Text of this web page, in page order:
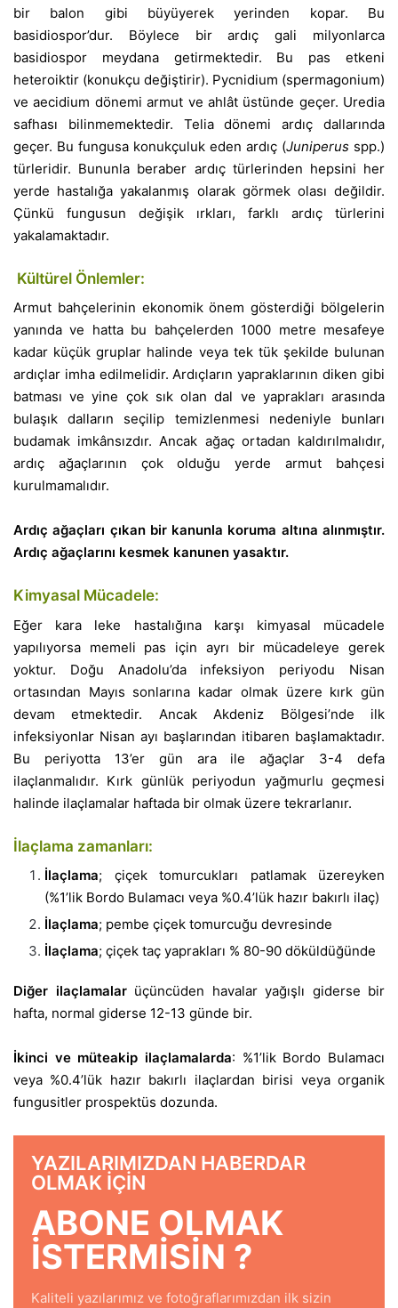
bir balon gibi büyüyerek yerinden kopar. Bu
basidiospor’dur. Böylece bir ardıç gali milyonlarca
basidiospor meydana getirmektedir. Bu pas etkeni
heteroiktir (konukçu değiştirir). Pycnidium (spermagonium)
ve aecidium dönemi armut ve ahlât üstünde geçer. Uredia
safhası bilinmemektedir. Telia dönemi ardıç dallarında
geçer. Bu fungusa konukçuluk eden ardıç (Juniperus spp.)
türleridir. Bununla beraber ardıç türlerinden hepsini her
yerde hastalığa yakalanmış olarak görmek olası değildir.
Çünkü fungusun değişik ırkları, farklı ardıç türlerini
yakalamaktadır.
Kültürel Önlemler:
Armut bahçelerinin ekonomik önem gösterdiği bölgelerin
yanında ve hatta bu bahçelerden 1000 metre mesafeye
kadar küçük gruplar halinde veya tek tük şekilde bulunan
ardıçlar imha edilmelidir. Ardıçların yapraklarının diken gibi
batması ve yine çok sık olan dal ve yaprakları arasında
bulaşık dalların seçilip temizlenmesi nedeniyle bunları
budamak imkânsızdır. Ancak ağaç ortadan kaldırılmalıdır,
ardıç ağaçlarının çok olduğu yerde armut bahçesi
kurulmamalıdır.
Ardıç ağaçları çıkan bir kanunla koruma altına alınmıştır.
Ardıç ağaçlarını kesmek kanunen yasaktır.
Kimyasal Mücadele:
Eğer kara leke hastalığına karşı kimyasal mücadele
yapılıyorsa memeli pas için ayrı bir mücadeleye gerek
yoktur. Doğu Anadolu’da infeksiyon periyodu Nisan
ortasından Mayıs sonlarına kadar olmak üzere kırk gün
devam etmektedir. Ancak Akdeniz Bölgesi’nde ilk
infeksiyonlar Nisan ayı başlarından itibaren başlamaktadır.
Bu periyotta 13’er gün ara ile ağaçlar 3-4 defa
ilaçlanmalıdır. Kırk günlük periyodun yağmurlu geçmesi
halinde ilaçlamalar haftada bir olmak üzere tekrarlanır.
İlaçlama zamanları:
İlaçlama; çiçek tomurcukları patlamak üzereyken
(%1’lik Bordo Bulamacı veya %0.4’lük hazır bakırlı ilaç)
İlaçlama; pembe çiçek tomurcuğu devresinde
İlaçlama; çiçek taç yaprakları % 80-90 döküldüğünde
Diğer ilaçlamalarüçüncüden havalar yağışlı giderse bir
hafta, normal giderse 12-13 günde bir.
İkinci ve müteakip ilaçlamalarda: %1’lik Bordo Bulamacı
veya %0.4’lük hazır bakırlı ilaçlardan birisi veya organik
fungusitler prospektüs dozunda.
YAZILARIMIZDAN HABERDAR
OLMAK IÇIN
ABONE OLMAK
ISTERMISIN ?
Kaliteli yazılarımız ve fotoğraflarımızdan ilk sizin